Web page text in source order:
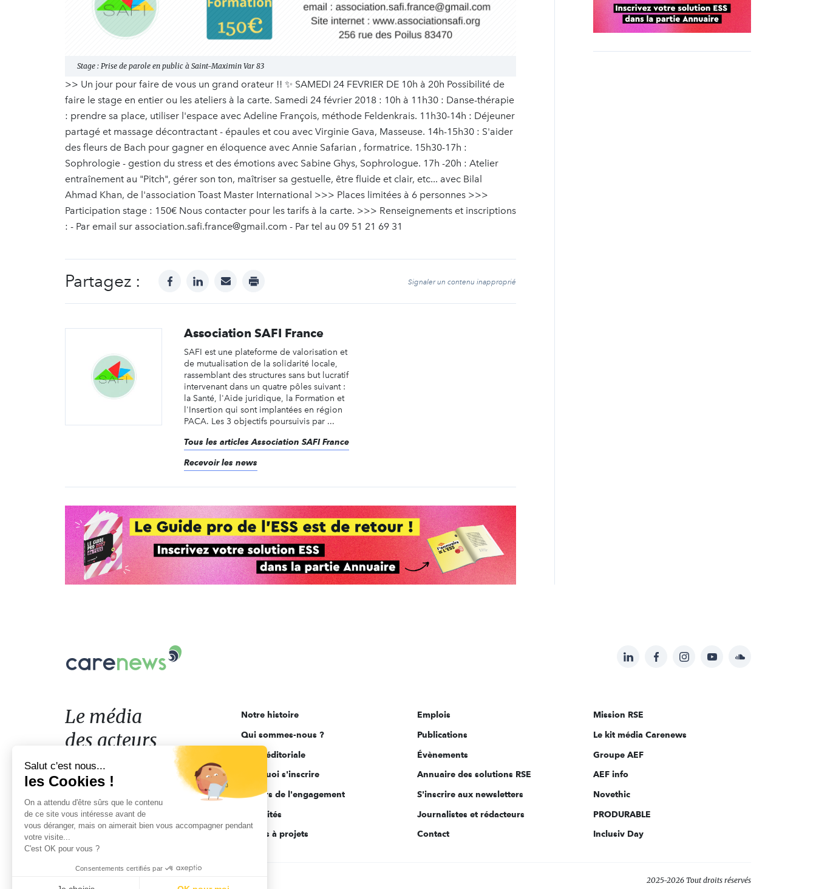
Stage : Prise de parole en public à Saint-Maximin Var 83
>> Un jour pour faire de vous un grand orateur !! ✨ SAMEDI 24 FEVRIER DE 10h à 20h Possibilité de
faire le stage en entier ou les ateliers à la carte. Samedi 24 février 2018 : 10h à 11h30 : Danse-thérapie
: prendre sa place, utiliser l'espace avec Adeline François, méthode Feldenkrais. 11h30-14h : Déjeuner
partagé et massage décontractant - épaules et cou avec Virginie Gava, Masseuse. 14h-15h30 : S'aider
des fleurs de Bach pour gagner en éloquence avec Annie Safarian , formatrice. 15h30-17h :
Sophrologie - gestion du stress et des émotions avec Sabine Ghys, Sophrologue. 17h -20h : Atelier
entraînement au "Pitch", gérer son ton, maîtriser sa gestuelle, être fluide et clair, etc... avec Bilal
Ahmad Khan, de l'association Toast Master International >>> Places limitées à 6 personnes >>>
Participation stage : 150€ Nous contacter pour les tarifs à la carte. >>> Renseignements et inscriptions
: - Par email sur association.safi.france@gmail.com - Par tel au 09 51 21 69 31
Partagez : facebooklinkedinmail print Signaler un contenu inapproprié
Association SAFI France
SAFI est une plateforme de valorisation et
de mutualisation de la solidarité locale,
rassemblant des structures sans but lucratif
intervenant dans un quatre pôles suivant :
la Santé, l'Aide juridique, la Formation et
l'Insertion qui sont implantées en région
PACA. Les 3 objectifs poursuivis par ...
Tous les articles Association SAFI France
Recevoir les news
Suivez-
sur:
LinkedInFacebookInstagramYouTubeSoundcloud
Le
acteurs
de
l'engagement
Le média
des acteurs
de l'engagement
Notre histoire
Qui sommes-nous ?
Ligne éditoriale
Pourquoi s'inscrire
Acteurs de l'engagement
Actualités
Appels à projets
Emplois
Publications
Évènements
Annuaire des solutions RSE
S'inscrire aux newsletters
Journalistes et rédacteurs
Contact
Mission RSE
Le kit média Carenews
Groupe AEF
AEF info
Novethic
PRODURABLE
Inclusiv Day
2025-2026 Tout droits réservés
Salut c'est nous...
les Cookies !
On a attendu d'être sûrs que le contenu
de ce site vous intéresse avant de
vous déranger, mais on aimerait bien vous accompagner pendant
votre visite...
C'est OK pour vous ?
Consentements certifiés par